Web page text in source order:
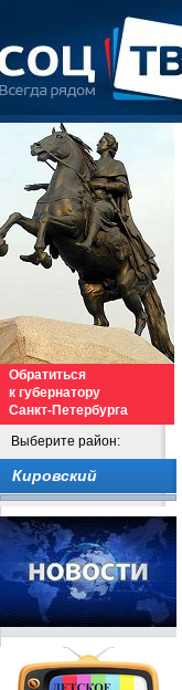
Обратиться
к губернатору
Санкт-Петербурга
Выберите район:
Кировский